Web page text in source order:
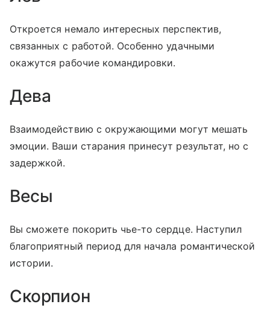
Откроется немало интересных перспектив,
связанных с работой. Особенно удачными
окажутся рабочие командировки.
Дева
Взаимодействию с окружающими могут мешать
эмоции. Ваши старания принесут результат, но с
задержкой.
Весы
Вы сможете покорить чье-то сердце. Наступил
благоприятный период для начала романтической
истории.
Скорпион